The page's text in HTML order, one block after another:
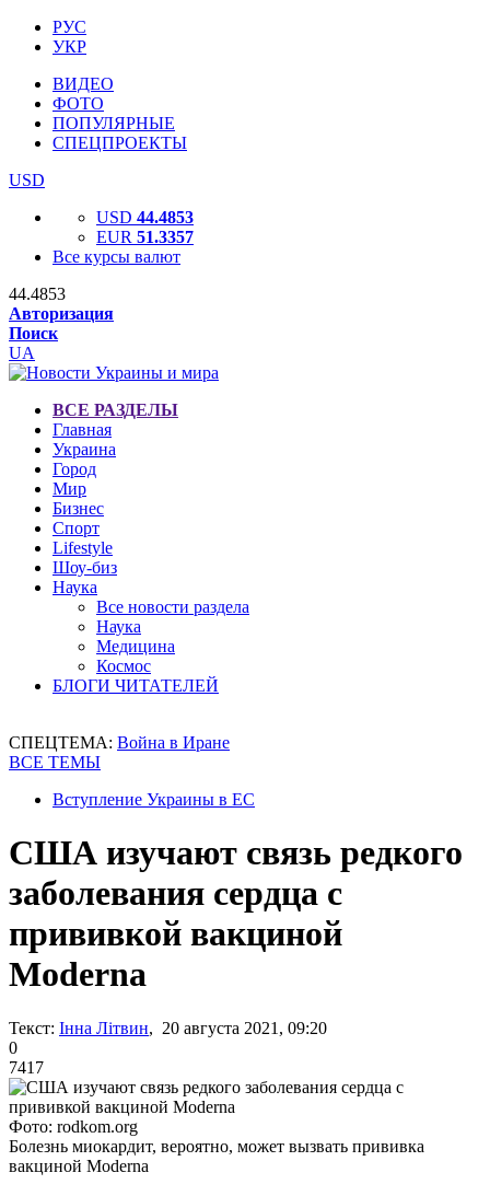
РУС
УКР
ВИДЕО
ФОТО
ПОПУЛЯРНЫЕ
СПЕЦПРОЕКТЫ
USD
USD 44.4853
EUR 51.3357
Все курсы валют
44.4853
Авторизация
Поиск
UA
ВСЕ РАЗДЕЛЫ
Главная
Украина
Город
Мир
Бизнес
Спорт
Lifestyle
Шоу-биз
Наука
Все новости раздела
Наука
Медицина
Космос
БЛОГИ ЧИТАТЕЛЕЙ
СПЕЦТЕМА: Война в Иране
ВСЕ ТЕМЫ
Вступление Украины в ЕС
США изучают связь редкого
заболевания сердца с
прививкой вакциной
Moderna
Текст: Інна Літвин, 20 августа 2021, 09:20
0
7417
Фото: rodkom.org
Болезнь миокардит, вероятно, может вызвать прививка
вакциной Moderna